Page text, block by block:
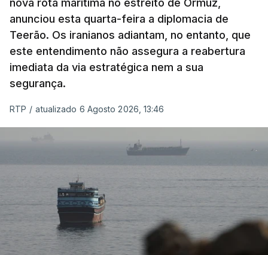
território de Gaza que Israel controla e a cerca
de 1,5 quilómetros da fronteira com Israel.
Permite, desta forma, uma extração rápida em
caso de ataque.
Segundo um funcionário do Conselho de Paz, a
organização está na “fase final de preparação de
“Este contrato será um dos muitos essenciais para
o futuro de Gaza”, acrescenta este funcionário.
Inicialmente, osplanos para esta base militar
nova rota marítima no estreito de Ormuz,
anunciou esta quarta-feira a diplomacia de
Teerão. Os iranianos adiantam, no entanto, que
este entendimento não assegura a reabertura
imediata da via estratégica nem a sua
segurança.
RTP / atualizado 6 Agosto 2026, 13:46